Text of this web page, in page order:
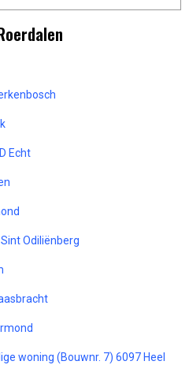
Echt
Odiliënberg
woning (Bouwnr. 7) 6097 Heel